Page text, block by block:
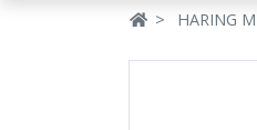
HARING